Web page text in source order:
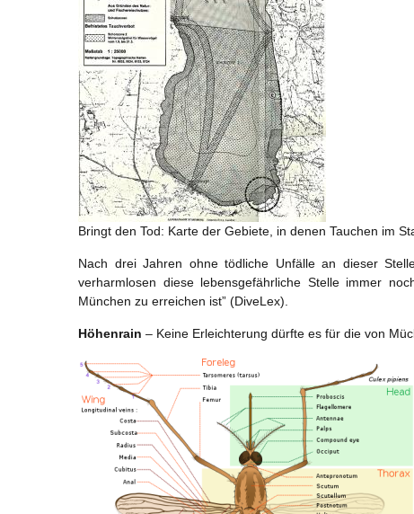
Bringt den Tod: Karte der Gebiete, in denen Tauchen im
Nach drei Jahren ohne tödliche Unfälle an dieser
verharmlosen diese lebensgefährliche Stelle immer
München zu erreichen ist” (DiveLex).
Höhenrain – Keine Erleichterung dürfte es für die von